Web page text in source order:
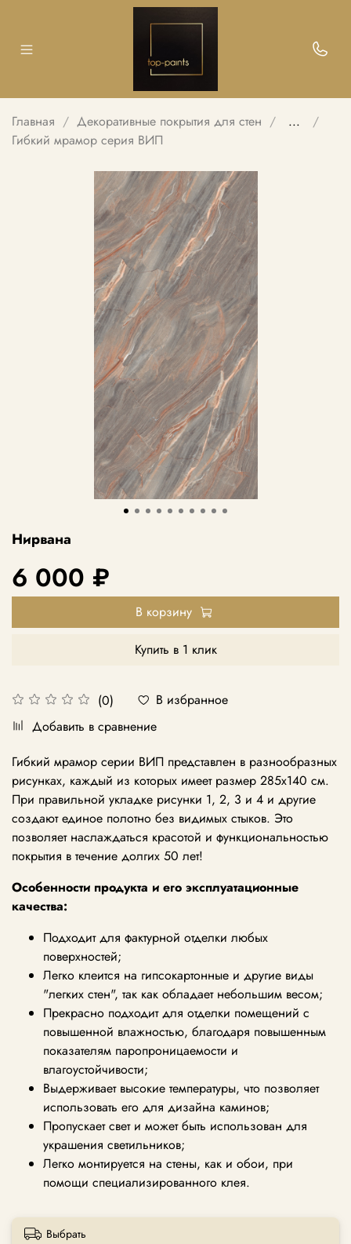
Главная Декоративные покрытия для стен
...
Гибкий мрамор серия ВИП
Нирвана
(0)
В избранное
Добавить в сравнение
6 000 ₽
В корзину
Купить в 1 клик
Гибкий мрамор серии ВИП представлен в разнообразных
рисунках, каждый из которых имеет размер 285х140 см.
При правильной укладке рисунки 1, 2, 3 и 4 и другие
создают единое полотно без видимых стыков. Это
позволяет наслаждаться красотой и функциональностью
покрытия в течение долгих 50 лет!
Особенности продукта и его эксплуатационные
качества:
Подходит для фактурной отделки любых
поверхностей;
Легко клеится на гипсокартонные и другие виды
"легких стен", так как обладает небольшим весом;
Прекрасно подходит для отделки помещений с
повышенной влажностью, благодаря повышенным
показателям паропроницаемости и
влагоустойчивости;
Выдерживает высокие температуры, что позволяет
использовать его для дизайна каминов;
Пропускает свет и может быть использован для
украшения светильников;
Легко монтируется на стены, как и обои, при
помощи специализированного клея.
Выбрать